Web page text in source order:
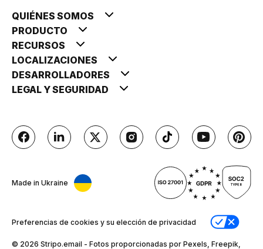
QUIÉNES SOMOS
PRODUCTO
RECURSOS
LOCALIZACIONES
DESARROLLADORES
LEGAL Y SEGURIDAD
Made in Ukraine
Preferencias de cookies y su elección de privacidad
© 2026 Stripо.email - Fotos proporcionadas por Pexels, Freepik,